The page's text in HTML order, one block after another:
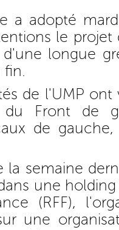
a adopté
le
longue
fin.
de l'UMP
Front de
de
la semaine
une
(RFF),
une